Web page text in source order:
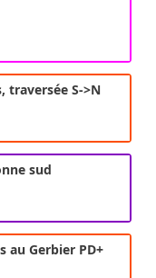
traversée S->N
sud
au Gerbier PD+